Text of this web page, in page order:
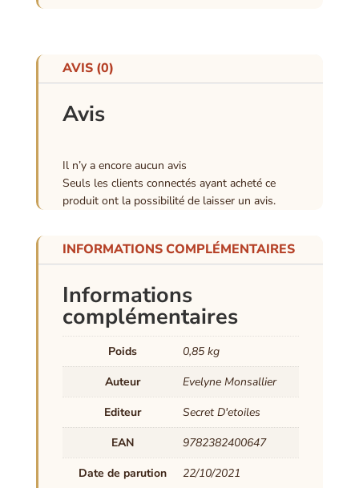
AVIS (0)
Avis
Il n’y a encore aucun avis
Seuls les clients connectés ayant acheté ce
produit ont la possibilité de laisser un avis.
INFORMATIONS COMPLÉMENTAIRES
Informations
complémentaires
Poids
0,85 kg
Auteur
Evelyne Monsallier
Editeur
Secret D'etoiles
EAN
9782382400647
Date de parution
22/10/2021